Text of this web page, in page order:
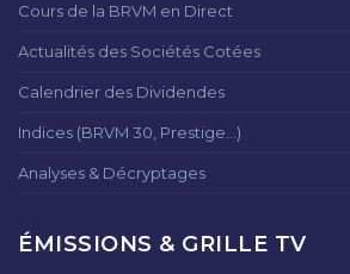
Cours de la BRVM en Direct
Actualités des Sociétés Cotées
Calendrier des Dividendes
Indices (BRVM 30, Prestige...)
Analyses & Décryptages
ÉMISSIONS & GRILLE TV